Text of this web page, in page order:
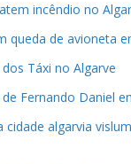
incêndio no
queda de avioneta
Táxi no Algarve
Fernando Daniel
cidade algarvia